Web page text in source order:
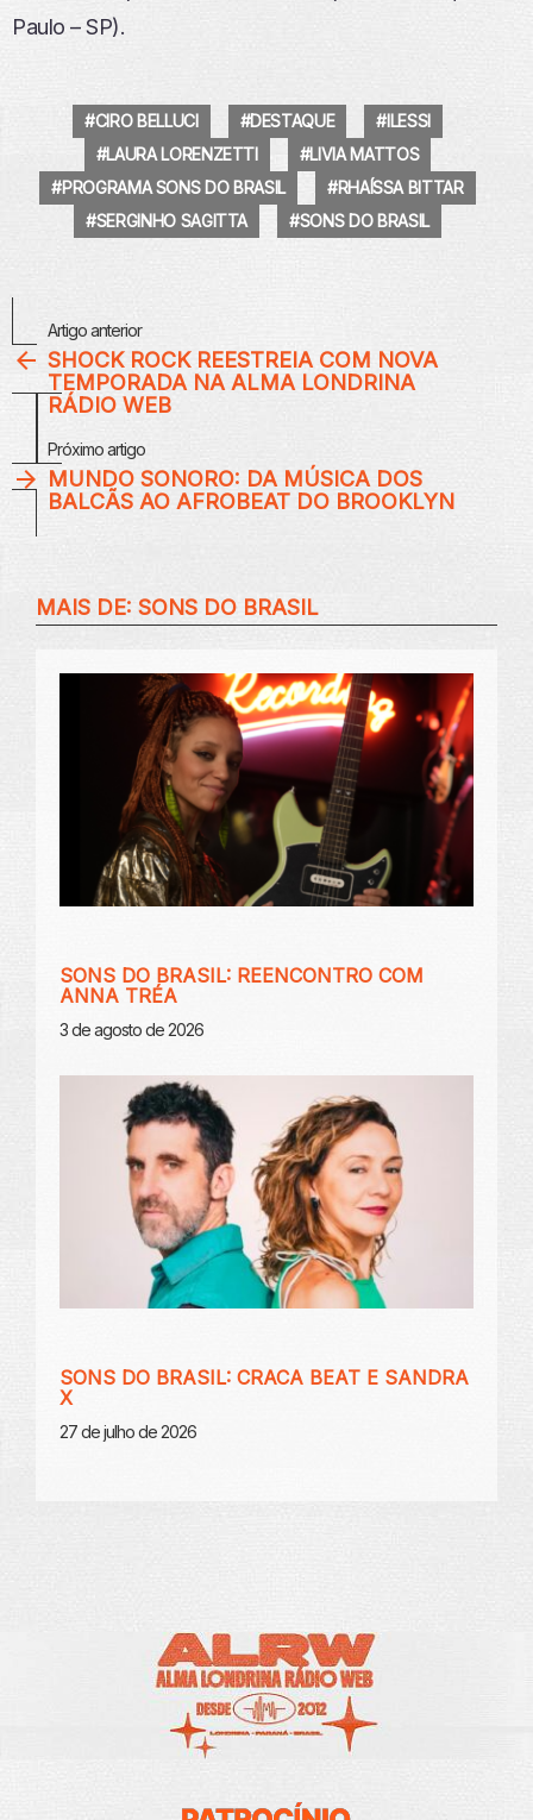
Paulo – SP).
CIRO BELLUCI DESTAQUE
ILESSI
LAURA LORENZETTI
LIVIA MATTOS
PROGRAMA SONS DO BRASIL
RHAÍSSA BITTAR
SERGINHO SAGITTA
SONS DO BRASIL
MaisArtigo anterior
SHOCK ROCK REESTREIA COM NOVA
TEMPORADA NA ALMA LONDRINA
RÁDIO WEB
Próximo artigo
MUNDO SONORO: DA MÚSICA DOS
BALCÃS AO AFROBEAT DO BROOKLYN
MAIS DE: SONS DO BRASIL
SONS DO BRASIL: REENCONTRO COM
ANNA TRÉA
3 de agosto de 2026
SONS DO BRASIL: CRACA BEAT E SANDRA
X
27 de julho de 2026